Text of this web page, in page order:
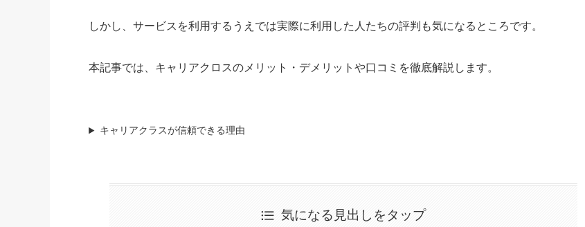
しかし、サービスを利用するうえでは実際に利用した人たちの評判も気になるところです。
本記事では、キャリアクロスのメリット・デメリットや口コミを徹底解説します。
キャリアクラスが信頼できる理由
気になる見出しをタップ